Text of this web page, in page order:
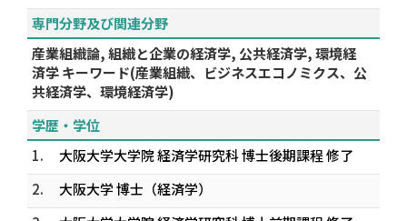
専門分野及び関連分野
産業組織論, 組織と企業の経済学, 公共経済学, 環境経
済学 キーワード(産業組織、ビジネスエコノミクス、公
共経済学、環境経済学)
学歴・学位
1.
大阪大学大学院 経済学研究科 博士後期課程 修了
2.
大阪大学 博士（経済学）